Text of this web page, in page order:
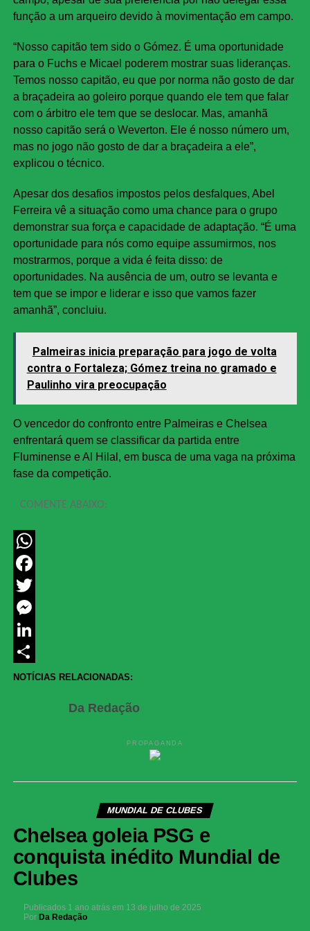
função a um arqueiro devido à movimentação em campo.
“Nosso capitão tem sido o Gómez. É uma oportunidade
para o Fuchs e Micael poderem mostrar suas lideranças.
Temos nosso capitão, eu que por norma não gosto de dar
a braçadeira ao goleiro porque quando ele tem que falar
com o árbitro ele tem que se deslocar. Mas, amanhã
nosso capitão será o Weverton. Ele é nosso número um,
mas no jogo não gosto de dar a braçadeira a ele”,
explicou o técnico.
Apesar dos desafios impostos pelos desfalques, Abel
Ferreira vê a situação como uma chance para o grupo
demonstrar sua força e capacidade de adaptação. “É uma
oportunidade para nós como equipe assumirmos, nos
mostrarmos, porque a vida é feita disso: de
oportunidades. Na ausência de um, outro se levanta e
tem que se impor e liderar e isso que vamos fazer
amanhã”, concluiu.
Palmeiras inicia preparação para jogo de volta
contra o Fortaleza; Gómez treina no gramado e
Paulinho vira preocupação
O vencedor do confronto entre Palmeiras e Chelsea
enfrentará quem se classificar da partida entre
Fluminense e Al Hilal, em busca de uma vaga na próxima
fase da competição.
COMENTE ABAIXO:
WhatsApp
Facebook
Twitter
Messenger
LinkedIn
Share
NOTÍCIAS RELACIONADAS:
Da Redação
PROPAGANDA
MUNDIAL DE CLUBES
Chelsea goleia PSG e
conquista inédito Mundial de
Clubes
Publicados 1 ano atrás em 13 de julho de 2025
Por Da Redação